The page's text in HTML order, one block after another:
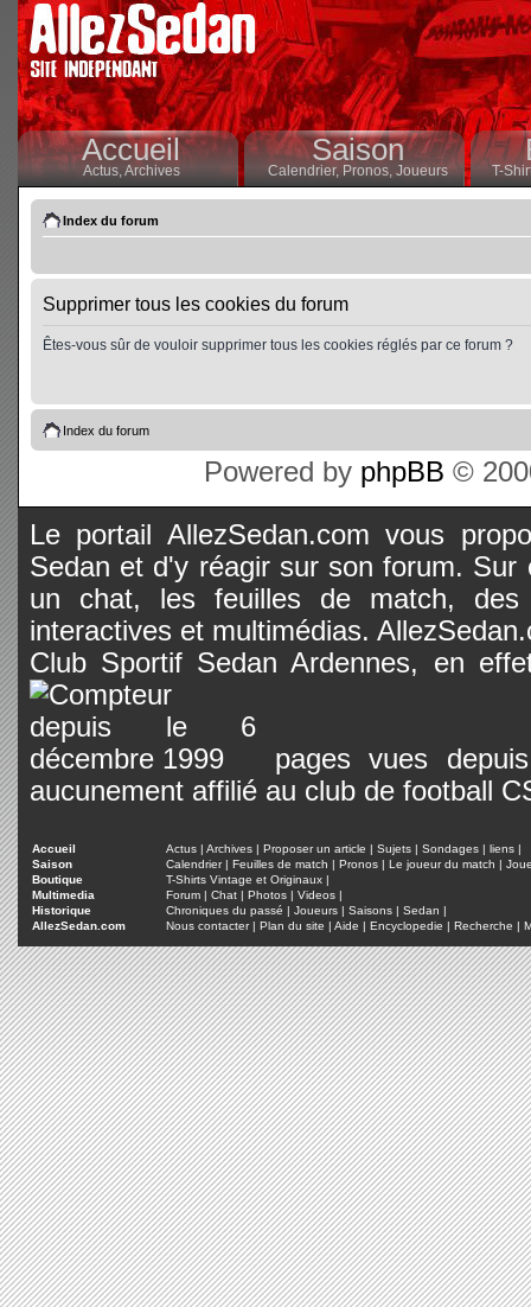
Accueil
Actus,Archives
Saison
Calendrier,Pronos, Joueurs T-
Index du forum
Supprimer tous les cookies du forum
Êtes-vous sûr de vouloir supprimer tous les cookies réglés par ce forum ?
Index du forum
Powered by phpBB ©
Le portail AllezSedan.com vous
Sedan et d'y réagir sur son forum.
un chat, les feuilles de match, des
interactives et multimédias.
Club Sportif Sedan Ardennes, en
pages vues
aucunement affilié au club de football
Accueil Actus | Archives | Proposer un article | Sujets | Sondages | liens |
Saison
Calendrier| Feuilles de match | Pronos | Le joueur du match |
Boutique
T-Shirts Vintage et Originaux |
Multimedia
Forum | Chat | Photos | Videos |
Historique
Chroniques du passé | Joueurs | Saisons | Sedan |
AllezSedan.com
Nous contacter| Plan du site | Aide | Encyclopedie | Recherche |